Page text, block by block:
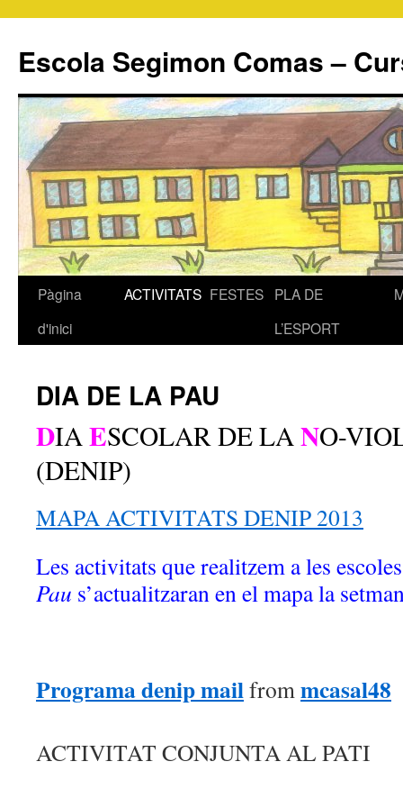
Escola Segimon Comas –
Vés
Pàgina
d'inici
ACTIVITATS FESTES PLA DE
L’ESPORT
DIA DE LA PAU
DIAESCOLAR DE LANO-
(DENIP)
MAPA ACTIVITATS DENIP 2013
Les activitats que realitzem a les
Pau s’actualitzaran en el mapa la
Programa denip mailfrommcasal48
ACTIVITAT CONJUNTA AL PATI